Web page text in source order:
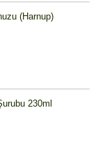
(Harnup)
230ml